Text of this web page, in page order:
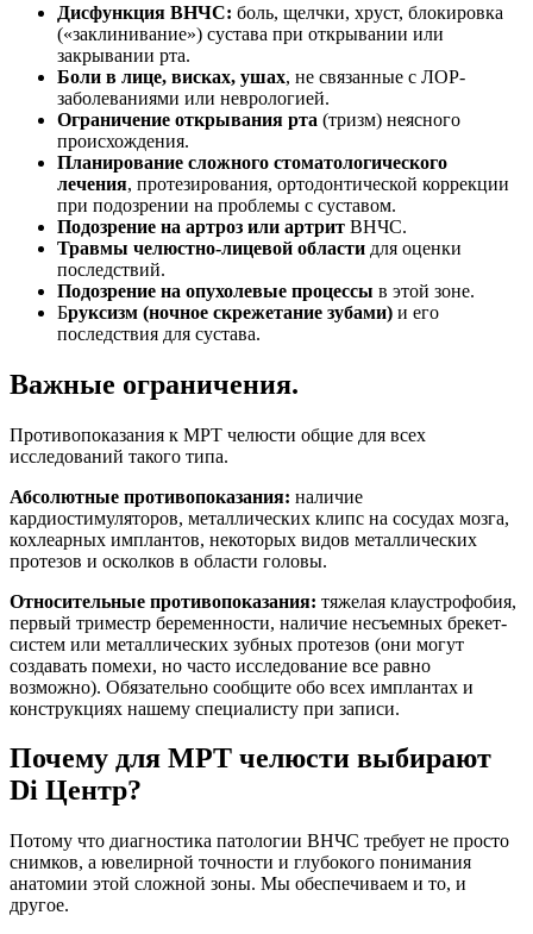
Дисфункция ВНЧС: боль, щелчки, хруст, блокировка
(«заклинивание») сустава при открывании или
закрывании рта.
Боли в лице, висках, ушах, не связанные с ЛОР-
заболеваниями или неврологией.
Ограничение открывания рта (тризм) неясного
происхождения.
Планирование сложного стоматологического
лечения, протезирования, ортодонтической коррекции
при подозрении на проблемы с суставом.
Подозрение на артроз или артрит ВНЧС.
Травмы челюстно-лицевой области для оценки
последствий.
Подозрение на опухолевые процессы в этой зоне.
Бруксизм (ночное скрежетание зубами) и его
последствия для сустава.
Важные ограничения.
Противопоказания к МРТ челюсти общие для всех
исследований такого типа.
Абсолютные противопоказания: наличие
кардиостимуляторов, металлических клипс на сосудах мозга,
кохлеарных имплантов, некоторых видов металлических
протезов и осколков в области головы.
Относительные противопоказания: тяжелая клаустрофобия,
первый триместр беременности, наличие несъемных брекет-
систем или металлических зубных протезов (они могут
создавать помехи, но часто исследование все равно
возможно). Обязательно сообщите обо всех имплантах и
конструкциях нашему специалисту при записи.
Почему для МРТ челюсти выбирают
Di Центр?
Потому что диагностика патологии ВНЧС требует не просто
снимков, а ювелирной точности и глубокого понимания
анатомии этой сложной зоны. Мы обеспечиваем и то, и
другое.